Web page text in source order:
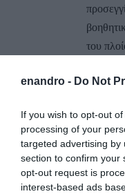
enandro - Do Not
If you wish to opt-out
processing of your
targeted advertising by
section to confirm your
opt-out request is
interest-based ads
του
έχουν